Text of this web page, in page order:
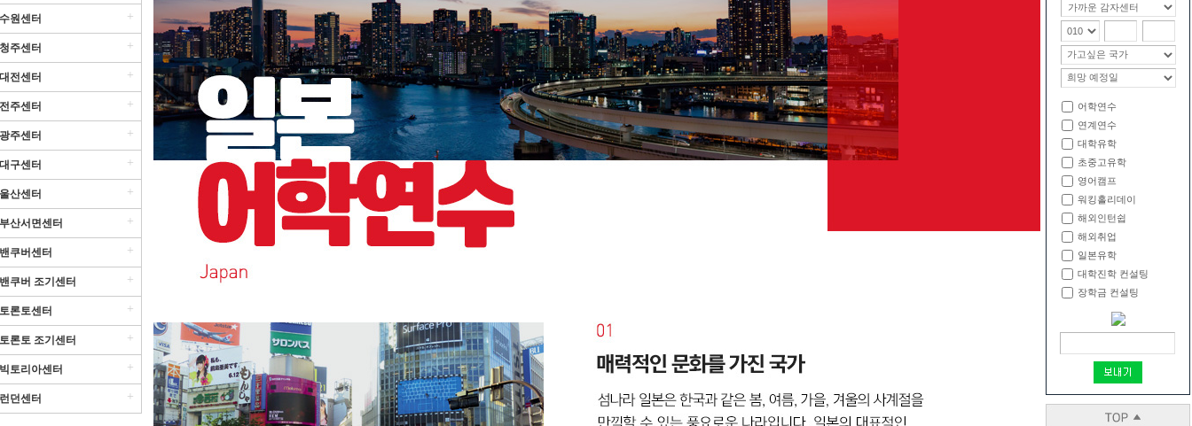
원센터 +
주센터 +
전센터 +
주센터 +
주센터 +
구센터 +
산센터 +
산서면센터 +
쿠버센터 +
쿠버 조기센터 +
론토센터 +
론토 조기센터 +
토리아센터 +
던센터 +
어학연수
연계연수
대학유학
초중고유학
영어캠프
워킹홀리데이
해외인턴쉽
해외취업
일본유학
대학진학 컨설팅
장학금 컨설팅